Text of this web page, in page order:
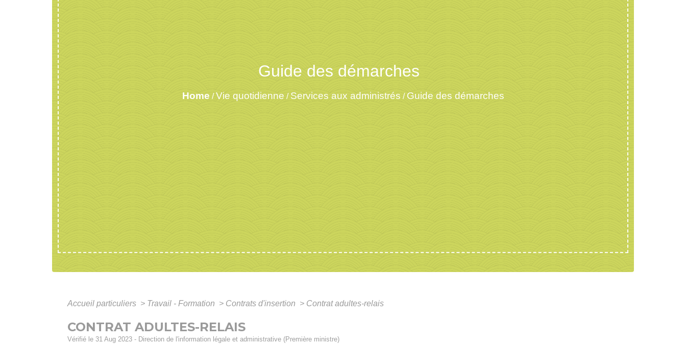
Guide des démarches
Home /Vie quotidienne / Services aux administrés / Guide des démarches
Accueil particuliers > Travail - Formation > Contrats d'insertion > Contrat adultes-relais
CONTRAT ADULTES-RELAIS
Vérifié le 31 Aug 2023 - Direction de l'information légale et administrative (Première ministre)